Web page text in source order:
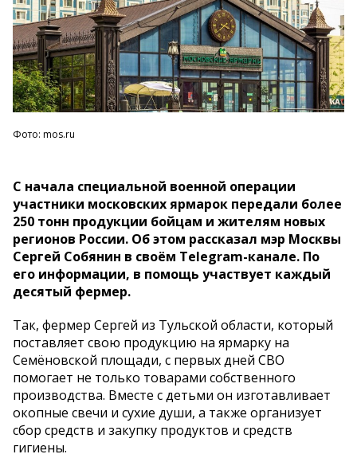
Фото: mos.ru
С начала специальной военной операции
участники московских ярмарок передали более
250 тонн продукции бойцам и жителям новых
регионов России. Об этом рассказал мэр Москвы
Сергей Собянин в своём Telegram-канале. По
его информации, в помощь участвует каждый
десятый фермер.
Так, фермер Сергей из Тульской области, который
поставляет свою продукцию на ярмарку на
Семёновской площади, с первых дней СВО
помогает не только товарами собственного
производства. Вместе с детьми он изготавливает
окопные свечи и сухие души, а также организует
сбор средств и закупку продуктов и средств
гигиены.